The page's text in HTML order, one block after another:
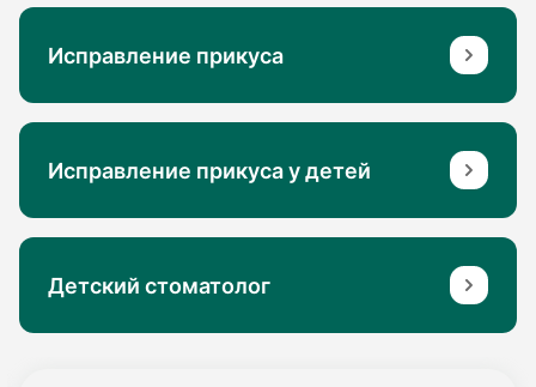
Исправление прикуса
Исправление прикуса у детей
Детский стоматолог